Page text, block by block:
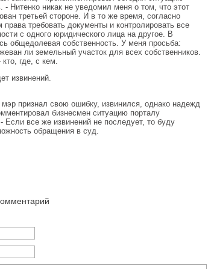
- Нитенко никак не уведомил меня о том, что этот
третьей стороне. И в то же время, согласно
требовать документы и контролировать все
с одного юридического лица на другое. В
общедолевая собственность. У меня просьба:
ли земельный участок для всех собственников.
где, с кем.
извинений.
признал свою ошибку, извинился, однако надежд
бизнесмен ситуацию порталу
Если все же извинений не последует, то буду
обращения в суд.